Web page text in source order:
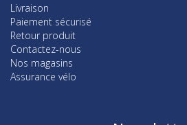
Livraison
Paiement sécurisé
Retour produit
Contactez-nous
Nos magasins
Assurance vélo